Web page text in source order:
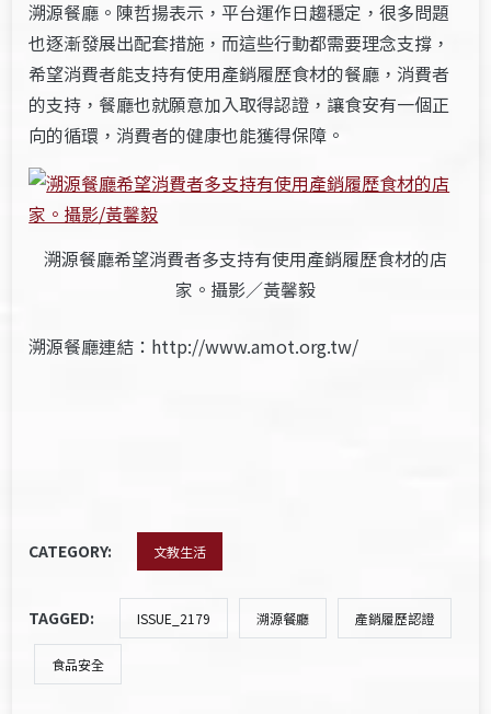
溯源餐廳。陳哲揚表示，平台運作日趨穩定，很多問題
也逐漸發展出配套措施，而這些行動都需要理念支撐，
希望消費者能支持有使用產銷履歷食材的餐廳，消費者
的支持，餐廳也就願意加入取得認證，讓食安有一個正
向的循環，消費者的健康也能獲得保障。
溯源餐廳希望消費者多支持有使用產銷履歷食材的店
家。攝影／黃馨毅
溯源餐廳連結：http://www.amot.org.tw/
CATEGORY: 文教生活
TAGGED: ISSUE_2179 溯源餐廳 產銷履歷認證
食品安全